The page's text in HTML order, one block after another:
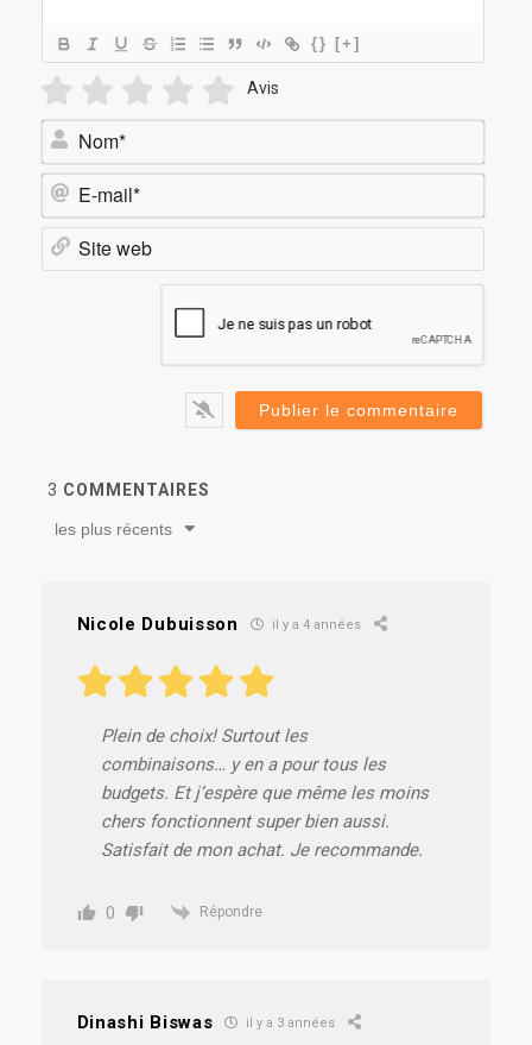
{} [+]
Avis
Nom*
E-
3 COMMENTAIRES
les plus récents
Nicole Dubuisson il y a 4 années
Plein de choix! Surtout les
combinaisons… y en a pour tous les
budgets. Et j’espère que même les moins
chers fonctionnent super bien aussi.
Satisfait de mon achat. Je recommande.
0 Répondre
Dinashi Biswas il y a 3 années